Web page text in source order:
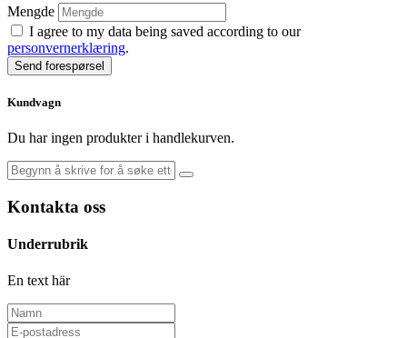
Mengde
I agree to my data being saved according to our
personvernerklæring.
Send forespørsel
Kundvagn
Du har ingen produkter i handlekurven.
Kontakta oss
Underrubrik
En text här